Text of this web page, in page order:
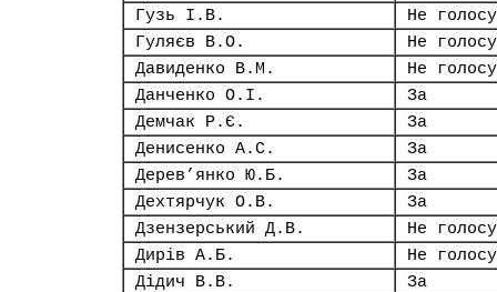
Гузь І.В.
Не
Гуляєв В.О.
Не
Давиденко В.М.
Не
Данченко О.І.
За
Демчак Р.Є.
За
Денисенко А.С.
За
Дерев’янко Ю.Б.
За
Дехтярчук О.В.
За
Дзензерський Д.В.
Не
Дирів А.Б.
Не
Дідич В.В.
За